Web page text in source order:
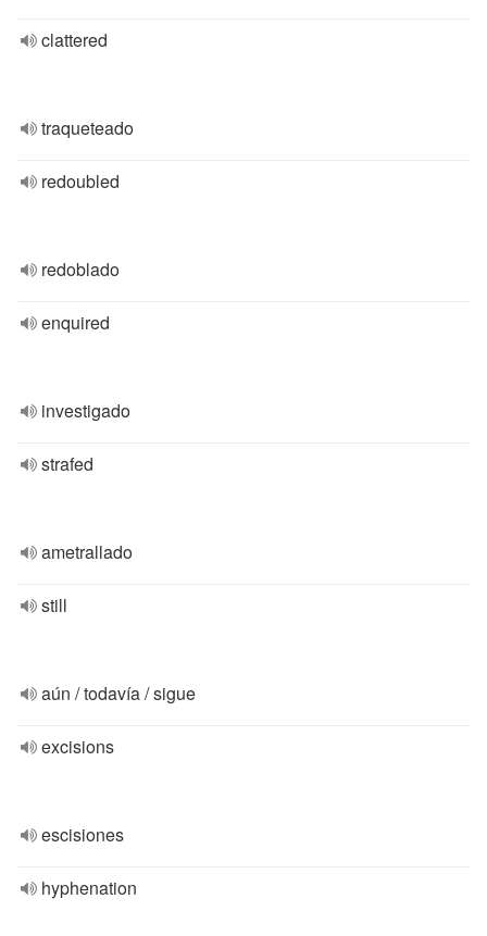
clattered
traqueteado
redoubled
redoblado
enquired
investigado
strafed
ametrallado
still
aún / todavía / sigue
excisions
escisiones
hyphenation